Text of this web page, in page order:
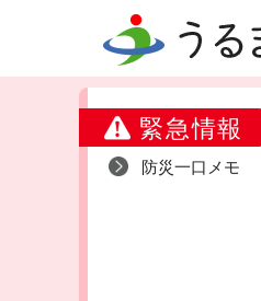
うるま市
緊急情報
防災一口メモ